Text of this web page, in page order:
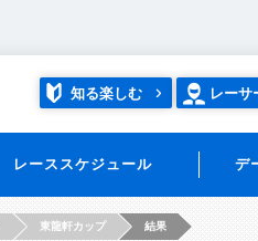
知る楽しむ レーサ
レーススケジュール デ
東龍軒カップ 結果